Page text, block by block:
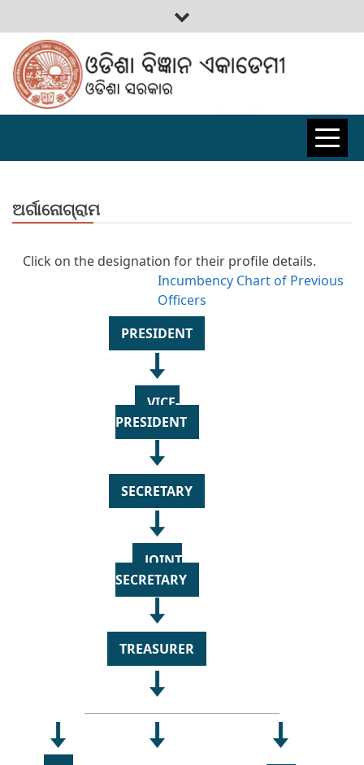
ODISHA
BIGYAN
ACADEMY
ଅର୍ଗାନୋଗ୍ରାମ
Click on the designation for their profile details.
Incumbency Chart of Previous
Officers
PRESIDENT
VICE-
PRESIDENT
SECRETARY
JOINT
SECRETARY
TREASURER